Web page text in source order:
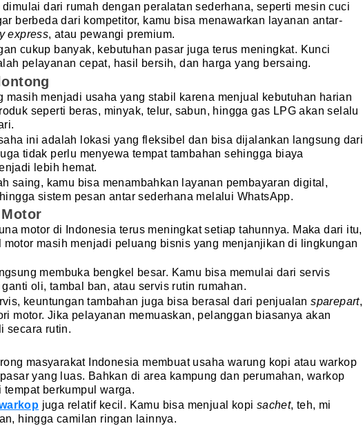
dari rumah dengan peralatan sederhana, seperti mesin cuci
berbeda dari kompetitor, kamu bisa menawarkan layanan antar-
express, atau pewangi premium.
cukup banyak, kebutuhan pasar juga terus meningkat. Kunci
pelayanan cepat, hasil bersih, dan harga yang bersaing.
masih menjadi usaha yang stabil karena menjual kebutuhan harian
seperti beras, minyak, telur, sabun, hingga gas LPG akan selalu
ini adalah lokasi yang fleksibel dan bisa dijalankan langsung dari
tidak perlu menyewa tempat tambahan sehingga biaya
lebih hemat.
saing, kamu bisa menambahkan layanan pembayaran digital,
sistem pesan antar sederhana melalui WhatsApp.
motor di Indonesia terus meningkat setiap tahunnya. Maka dari itu,
motor masih menjadi peluang bisnis yang menjanjikan di lingkungan
membuka bengkel besar. Kamu bisa memulai dari servis
oli, tambal ban, atau servis rutin rumahan.
keuntungan tambahan juga bisa berasal dari penjualansparepart,
motor. Jika pelayanan memuaskan, pelanggan biasanya akan
secara rutin.
masyarakat Indonesia membuat usaha warung kopi atau warkop
yang luas. Bahkan di area kampung dan perumahan, warkop
tempat berkumpul warga.
juga relatif kecil. Kamu bisa menjual kopi sachet, teh, mi
hingga camilan ringan lainnya.